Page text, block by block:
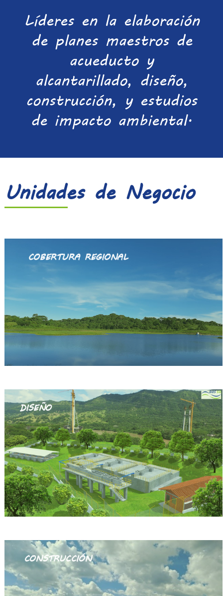
Líderes en la elaboración
de planes maestros de
acueducto y
alcantarillado, diseño,
construcción, y estudios
de impacto ambiental.
Unidades de Negocio
COBERTURA REGIONAL
DISEÑO
CONSTRUCCIÓN